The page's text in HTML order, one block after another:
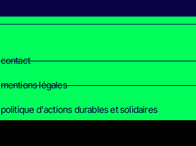
contact
mentions légales
politique d'actions durables et solidaires